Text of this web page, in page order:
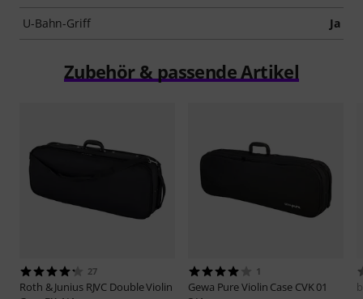
U-Bahn-Griff Ja
Zubehör & passende Artikel
27
Roth & Junius RJVC Double Violin
1
Gewa Pure Violin Case CVK 01